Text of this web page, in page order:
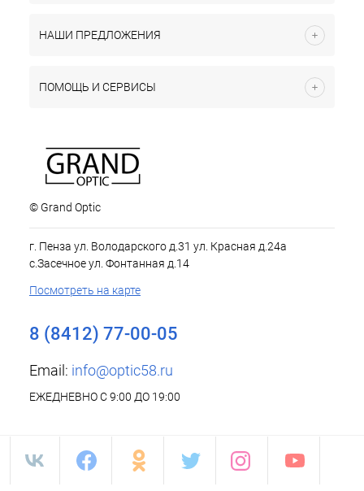
НАШИ ПРЕДЛОЖЕНИЯ
ПОМОЩЬ И СЕРВИСЫ
© Grand Optic
г. Пенза ул. Володарского д.31 ул. Красная д.24а
с.Засечное ул. Фонтанная д.14
Посмотреть на карте
8 (8412) 77-00-05
Email: info@optic58.ru
ЕЖЕДНЕВНО С 9:00 ДО 19:00